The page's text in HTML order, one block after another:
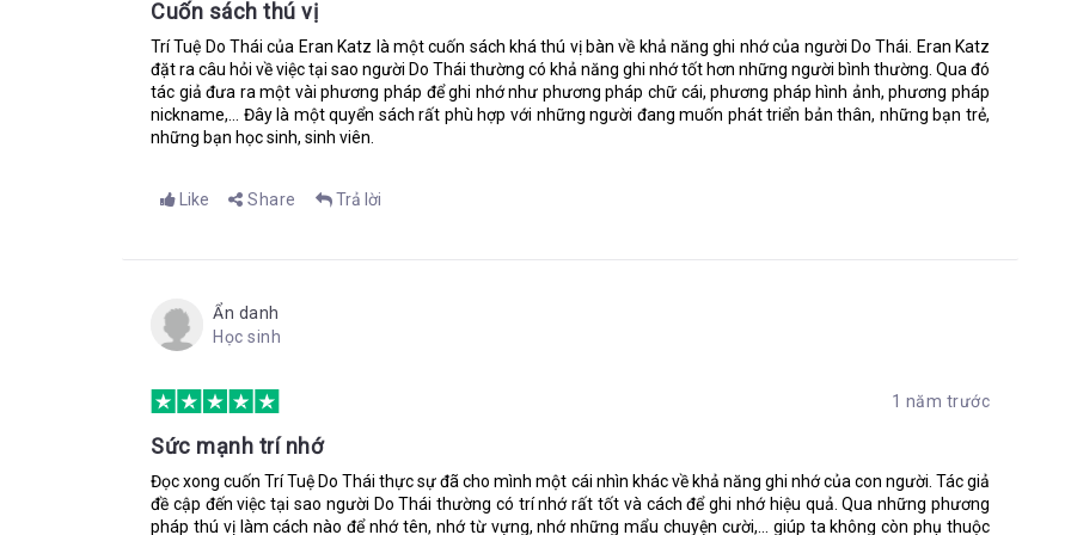
Một loạt những nguyên tắc được tìm ra để tạo nên một bộ óc Do Thái mà chúng ta thấy như ngày nay được thể
hiện vô cùng chuẩn xác trong cuốn sách này.
Trí thông minh của người Do Thái
một người ở một nơi quá lâu thì anh ta sẽ tự tạo ra cho mình những hàng rào về nhận thức. Anh ta không có đủ
thành thông qua các cuộc hội thoại giảng giải giữa những người cần-tìm-câu-trả-lời và những người am hiểu
Phương pháp đáng giá của người Do Thái
Người Do Thái luôn trả lời câu hỏi bằng một câu hỏi khác. Việc học hành của họ dựa trên những câu hỏi, nghiên
Cuốn sách thú vị
Trí Tuệ Do Thái của Eran Katz là một cuốn sách khá thú vị bàn về khả năng ghi nhớ của người Do Thái. Eran Katz
đặt ra câu hỏi về việc tại sao người Do Thái thường có khả năng ghi nhớ tốt hơn những người bình thường. Qua đó
tác giả đưa ra một vài phương pháp để ghi nhớ như phương pháp chữ cái, phương pháp hình ảnh, phương pháp
nickname,... Đây là một quyển sách rất phù hợp với những người đang muốn phát triển bản thân, những bạn trẻ,
những bạn học sinh, sinh viên.
Like Share Trả lời
Ẩn danh
Học sinh
1 năm trước
Sức mạnh trí nhớ
Đọc xong cuốn Trí Tuệ Do Thái thực sự đã cho mình một cái nhìn khác về khả năng ghi nhớ của con người. Tác giả
đề cập đến việc tại sao người Do Thái thường có trí nhớ rất tốt và cách để ghi nhớ hiệu quả. Qua những phương
pháp thú vị làm cách nào để nhớ tên, nhớ từ vựng, nhớ những mẩu chuyện cười,... giúp ta không còn phụ thuộc